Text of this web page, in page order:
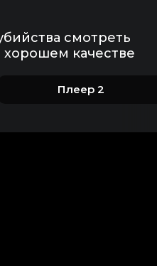
смотреть
хорошем качестве
Плеер 2